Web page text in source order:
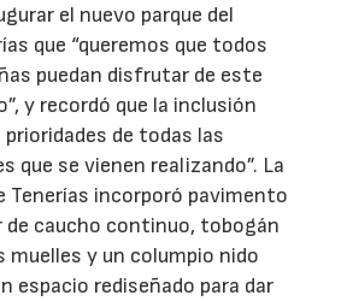
el nuevo parque del
que “queremos que todos
puedan disfrutar de este
y recordó que la inclusión
prioridades de todas las
que se vienen realizando”. La
Tenerías incorporó pavimento
de caucho continuo, tobogán
muelles y un columpio nido
espacio rediseñado para dar